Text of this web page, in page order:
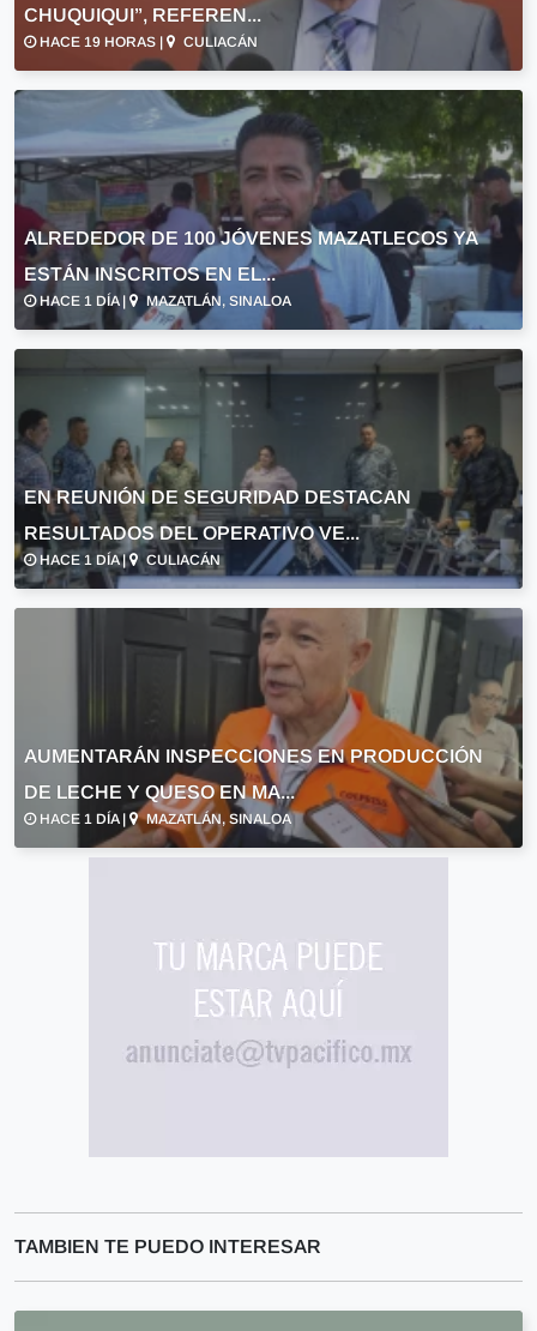
CHUQUIQUI”, REFEREN...
HACE 19 HORAS | CULIACÁN
ALREDEDOR DE 100 JÓVENES MAZATLECOS YA
ESTÁN INSCRITOS EN EL...
HACE 1 DÍA | MAZATLÁN, SINALOA
EN REUNIÓN DE SEGURIDAD DESTACAN
RESULTADOS DEL OPERATIVO VE...
HACE 1 DÍA | CULIACÁN
AUMENTARÁN INSPECCIONES EN PRODUCCIÓN
DE LECHE Y QUESO EN MA...
HACE 1 DÍA | MAZATLÁN, SINALOA
TAMBIEN TE PUEDO INTERESAR